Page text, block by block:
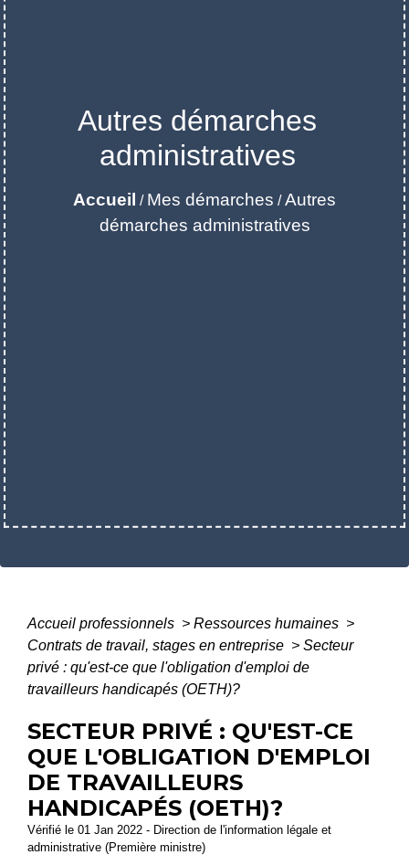
Autres démarches
administratives
Accueil / Mes démarches / Autres
démarches administratives
Accueil professionnels > Ressources humaines >
Contrats de travail, stages en entreprise > Secteur
privé : qu'est-ce que l'obligation d'emploi de
travailleurs handicapés (OETH)?
SECTEUR PRIVÉ : QU'EST-CE
QUE L'OBLIGATION D'EMPLOI
DE TRAVAILLEURS
HANDICAPÉS (OETH)?
Vérifié le 01 Jan 2022 - Direction de l'information légale et
administrative (Première ministre)